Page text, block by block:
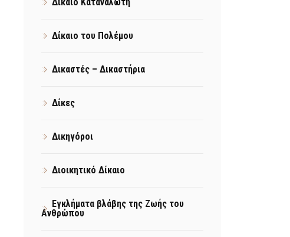
Δίκαιο του Πολέμου
Δικαστές – Δικαστήρια
Δίκες
Δικηγόροι
Διοικητικό Δίκαιο
Εγκλήματα βλάβης της Ζωής του
Ανθρώπου